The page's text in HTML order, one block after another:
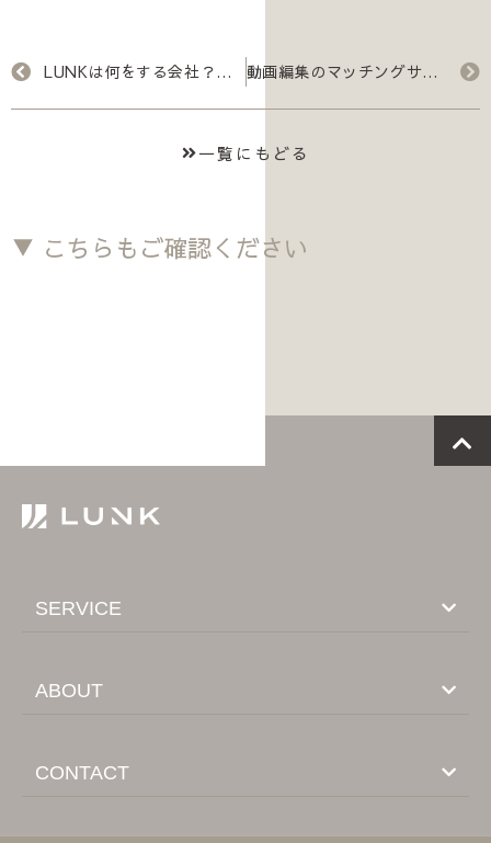
LUNKは何をする会社？具体的なお仕事をご紹介いたします！ 動画編集のマッチングサービス「LUNK」×「チャンネルがーどまん」プロモーション動画が配信スタート！
一覧にもどる
▼ こちらもご確認ください
SERVICE
ABOUT
CONTACT